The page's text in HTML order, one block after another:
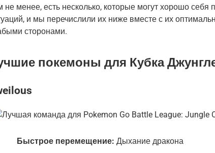
не менее, есть несколько, которые могут хорошо себя
и мы перечислили их ниже вместе с их
сторонами.
покемоны для Кубка
Быстрое перемещение: Дыхание дракона